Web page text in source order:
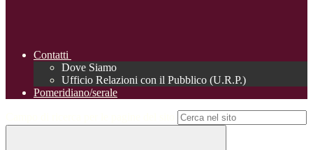
Contatti
Dove Siamo
Ufficio Relazioni con il Pubblico (U.R.P.)
Pomeridiano/serale